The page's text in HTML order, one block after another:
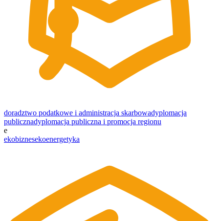
doradztwo podatkowe i administracja skarbowadyplomacja
publicznadyplomacja publiczna i promocja regionu
e
ekobiznesekoenergetyka